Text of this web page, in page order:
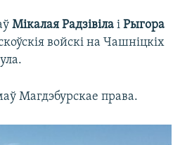
Мікалая Радзівіла і Рыгора
войскі на Чашніцкіх
Магдэбурскае права.